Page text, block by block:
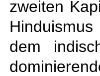
zweiten
dem